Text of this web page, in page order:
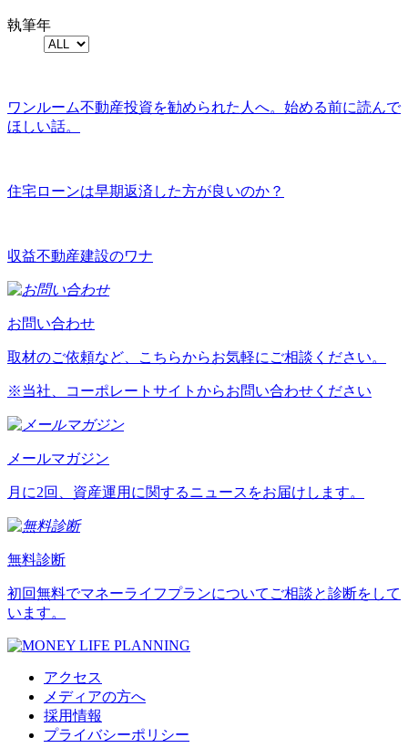
執筆年
ワンルーム不動産投資を勧められた人へ。始める前に読んで
ほしい話。
住宅ローンは早期返済した方が良いのか？
収益不動産建設のワナ
お問い合わせ
取材のご依頼など、こちらからお気軽にご相談ください。
※当社、コーポレートサイトからお問い合わせください
メールマガジン
月に2回、資産運用に関するニュースをお届けします。
無料診断
初回無料でマネーライフプランについてご相談と診断をして
います。
アクセス
メディアの方へ
採用情報
プライバシーポリシー